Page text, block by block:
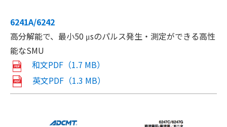
6241A/6242
高分解能で、最小50 μsのパルス発生・測定ができる高性
能なSMU
和文PDF（1.7 MB）
英文PDF（1.3 MB）